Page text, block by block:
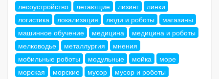
лесоустройство
летающие лизинг
линки
логистика
локализация люди и роботы
магазины
машинное обучение
медицина
медицина и роботы
мелководье
металлургия
мнения
мобильные роботы
модульные мойка
море
морская
морские мусор
мусор и роботы